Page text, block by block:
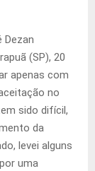
Dezan
(SP), 20
apenas com
no
sido difícil,
da
levei alguns
uma